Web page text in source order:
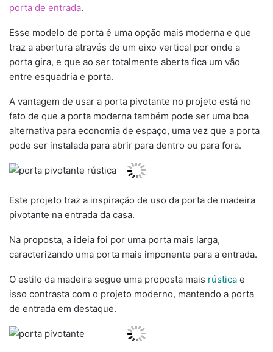
porta de entrada.
Esse modelo de porta é uma opção mais moderna e que
traz a abertura através de um eixo vertical por onde a
porta gira, e que ao ser totalmente aberta fica um vão
entre esquadria e porta.
A vantagem de usar a porta pivotante no projeto está no
fato de que a porta moderna também pode ser uma boa
alternativa para economia de espaço, uma vez que a porta
pode ser instalada para abrir para dentro ou para fora.
Este projeto traz a inspiração de uso da porta de madeira
pivotante na entrada da casa.
Na proposta, a ideia foi por uma porta mais larga,
caracterizando uma porta mais imponente para a entrada.
O estilo da madeira segue uma proposta mais rústica e
isso contrasta com o projeto moderno, mantendo a porta
de entrada em destaque.